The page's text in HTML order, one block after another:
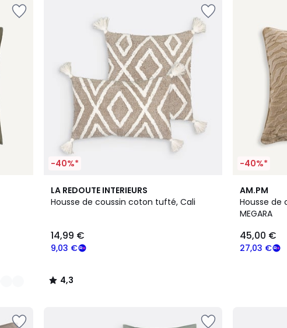
-40%*
LA REDOUTE INTERIEURS
Housse de coussin coton tufté, Cali
9,03 €
14,99 €
4,3
/ 5
4,3
/
-40%*
AM.PM
Housse de
MEGARA
27,03 €
45,00 €